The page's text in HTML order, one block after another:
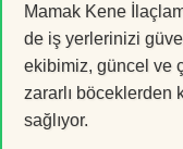
Mamak Kene
de iş yerlerinizi
ekibimiz, güncel ve
zararlı böceklerden
sağlıyor.